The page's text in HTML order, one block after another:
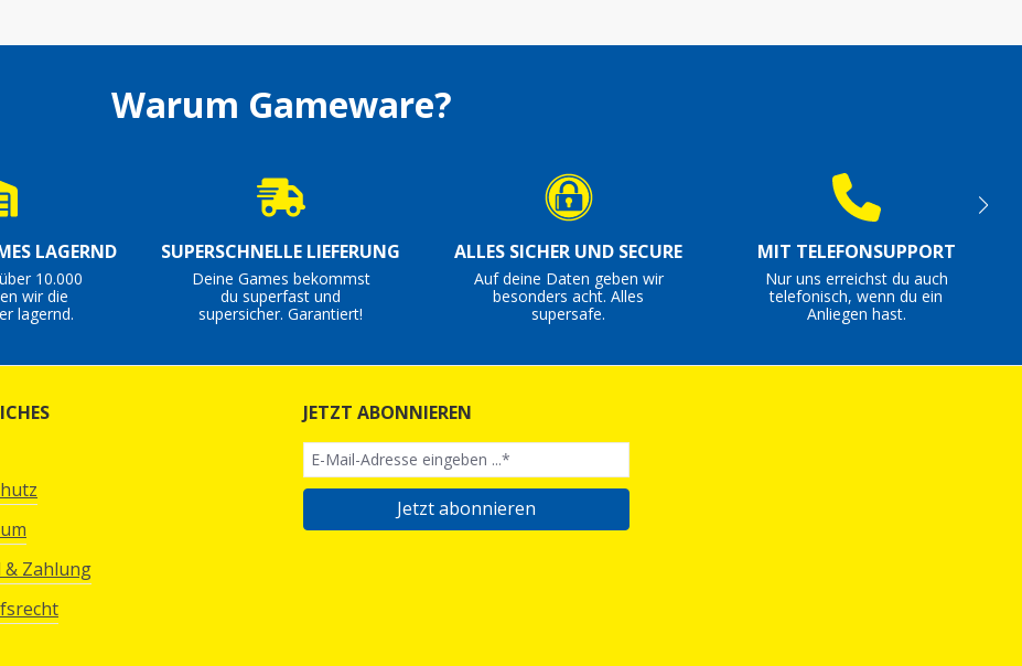
Warum Gameware?
LAGERND
10.000
wir die
lagernd.
SUPERSCHNELLE LIEFERUNG
Deine Games bekommst
du superfast und
supersicher. Garantiert!
ALLES SICHER UND SECURE
Auf deine Daten geben wir
besonders acht. Alles
supersafe.
MIT TELEFONSUPPORT
Nur uns erreichst du auch
telefonisch, wenn du ein
Anliegen hast.
& Zahlung
JETZT ABONNIEREN
Jetzt abonnieren